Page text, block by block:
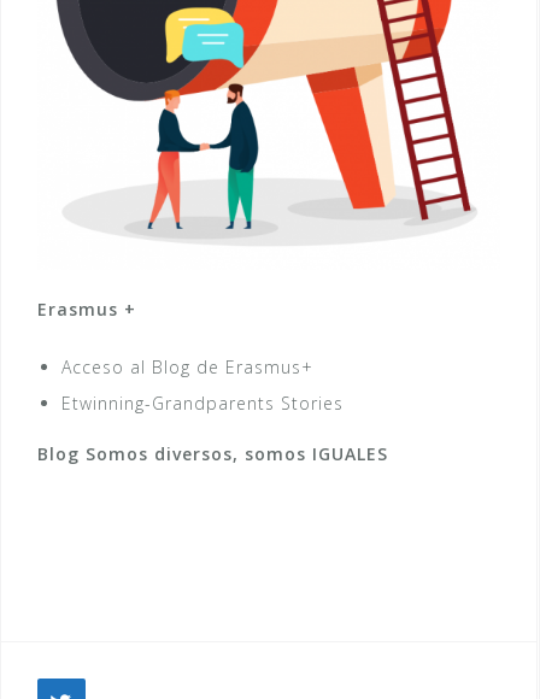
Erasmus +
Acceso al Blog de Erasmus+
Etwinning-Grandparents Stories
Blog Somos diversos, somos IGUALES